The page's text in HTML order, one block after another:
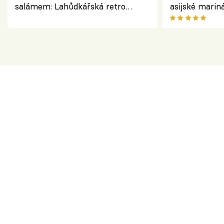
salámem: Lahůdkářská retro
asijské
chuťovka z